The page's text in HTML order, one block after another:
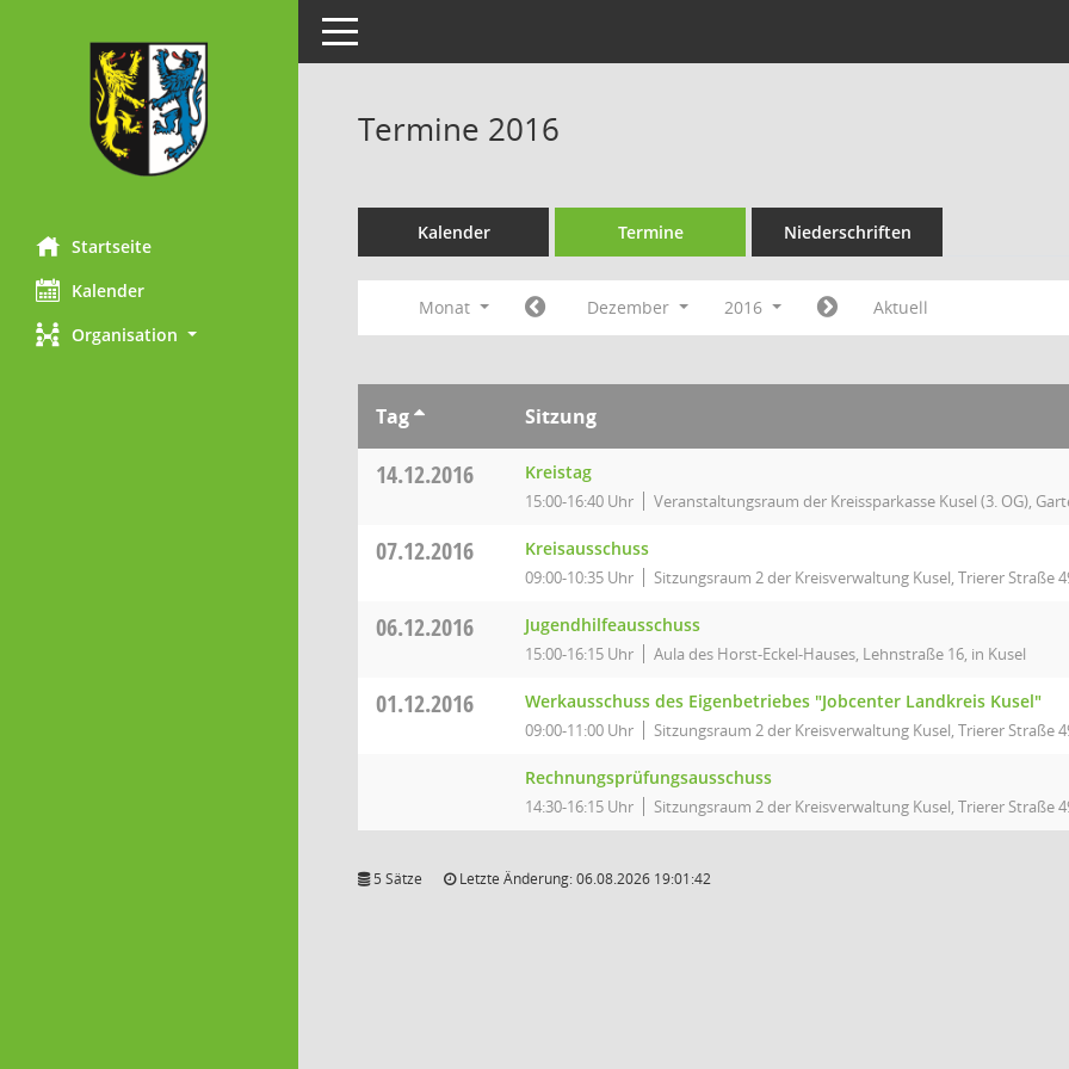
Startseite
Kalender
Organisation
Toggle navigation
Termine 2016
Kalender Termine Niederschriften
Monat Dezember 2016 Aktuell
Tag Sitzung
14.12.2016 Kreistag
15:00-16:40 Uhr Veranstaltungsraum der Kreissparkasse Kusel (3. OG),
07.12.2016 Kreisausschuss
09:00-10:35 Uhr Sitzungsraum 2 der Kreisverwaltung Kusel, Trierer Straße
06.12.2016 Jugendhilfeausschuss
15:00-16:15 Uhr Aula des Horst-Eckel-Hauses, Lehnstraße 16, in Kusel
01.12.2016 Werkausschuss des Eigenbetriebes "Jobcenter Landkreis Kusel"
09:00-11:00 Uhr Sitzungsraum 2 der Kreisverwaltung Kusel, Trierer Straße
Rechnungsprüfungsausschuss
14:30-16:15 Uhr Sitzungsraum 2 der Kreisverwaltung Kusel, Trierer Straße
5 Sätze Letzte Änderung: 06.08.2026 19:01:42